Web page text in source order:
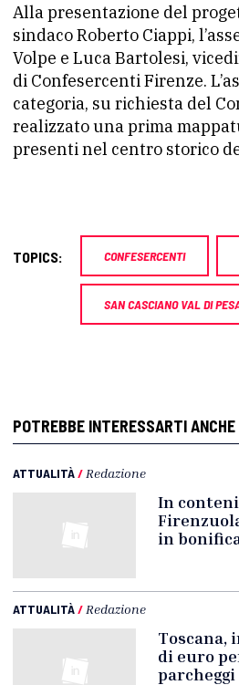
Alla presentazione del
sindaco Roberto Ciappi,
Volpe e Luca Bartolesi,
di Confesercenti Firenze.
categoria, su richiesta del
realizzato una prima
presenti nel centro storico
TOPICS: CONFESERCENTI
SAN CASCIANO VAL DI
POTREBBE INTERESSARTI ANCHE
ATTUALITÀ/ Redazione
In
in
ATTUALITÀ/ Redazione
Toscana,
di euro
parcheggi